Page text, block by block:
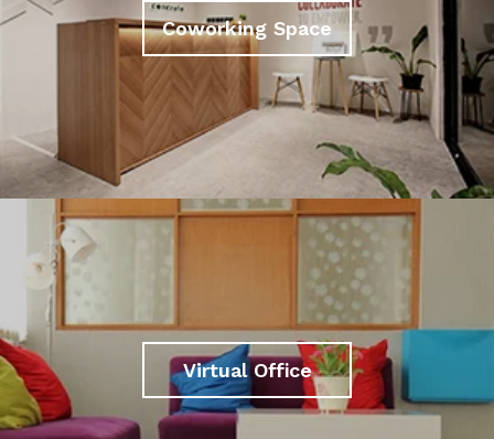
Coworking Space
Virtual Office